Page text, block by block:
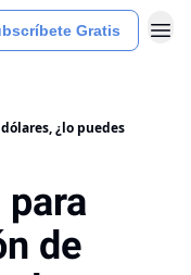
Gratis
¿lo puedes
de